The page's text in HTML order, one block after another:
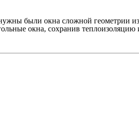
были окна сложной геометрии
окна, сохранив